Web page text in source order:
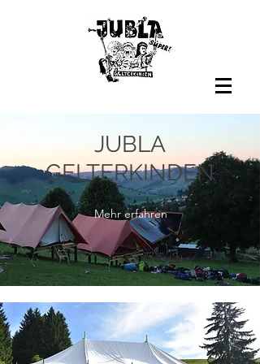
JUBLA
GELTERKINDEN
Mehr erfahren